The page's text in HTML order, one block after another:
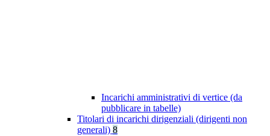
Incarichi amministrativi di vertice (da
pubblicare in tabelle)
Titolari di incarichi dirigenziali (dirigenti non
generali) 8